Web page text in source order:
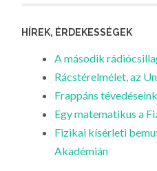
HÍREK, ÉRDEKESSÉGEK
A második
Rácstérelmélet, az
Frappáns tévedéseink
Egy matematikus a
Fizikai kísérleti
Akadémián